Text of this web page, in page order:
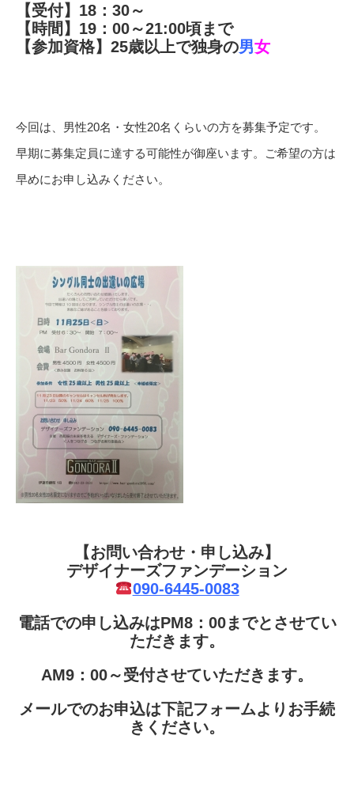
【受付】18：30～
【時間】19：00～21:00頃まで
【参加資格】25歳以上で独身の男女
今回は、男性20名・女性20名くらいの方を募集予定です。
早期に募集定員に達する可能性が御座います。ご希望の方は
早めにお申し込みください。
【お問い合わせ・申し込み】
デザイナーズファンデーション
090-6445-0083
電話での申し込みはPM8：00までとさせてい
ただきます。
AM9：00～受付させていただきます。
メールでのお申込は下記フォームよりお手続
きください。